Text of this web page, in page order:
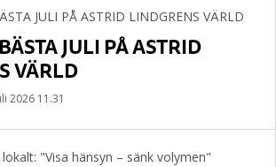
JULI PÅ ASTRID
VÄRLD
2026 11.31